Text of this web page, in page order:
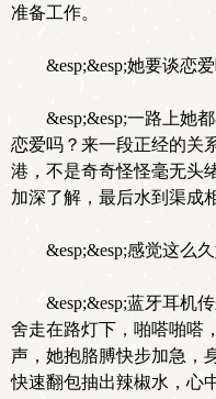
准备工作。
&esp;&esp;她要谈恋
&esp;&esp;一路上她
恋爱吗？来一段正经的关
港，不是奇奇怪怪毫无头
加深了解，最后水到渠成
&esp;&esp;感觉这么
&esp;&esp;蓝牙耳机
舍走在路灯下，啪嗒啪嗒
声，她抱胳膊快步加急，
快速翻包抽出辣椒水，心